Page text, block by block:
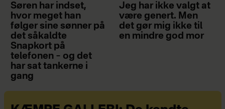
Søren har indset,
hvor meget han
følger sine sønner på
det såkaldte
Snapkort på
telefonen – og det
har sat tankerne i
gang
Jeg har ikke valgt at
være genert. Men
det gør mig ikke til
en mindre god mor